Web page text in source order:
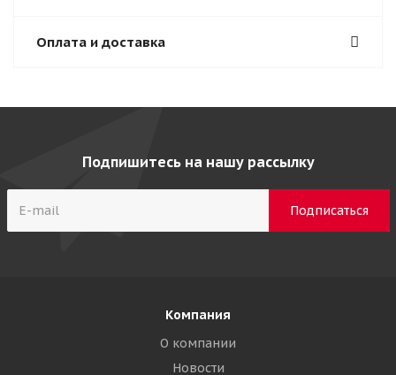
Оплата и доставка
Подпишитесь на нашу рассылку
Компания
О компании
Новости